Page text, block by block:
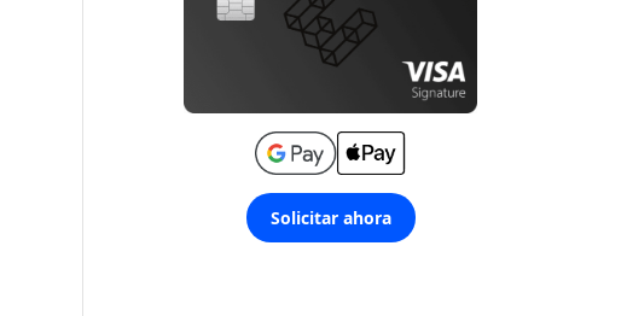
Solicitar ahora